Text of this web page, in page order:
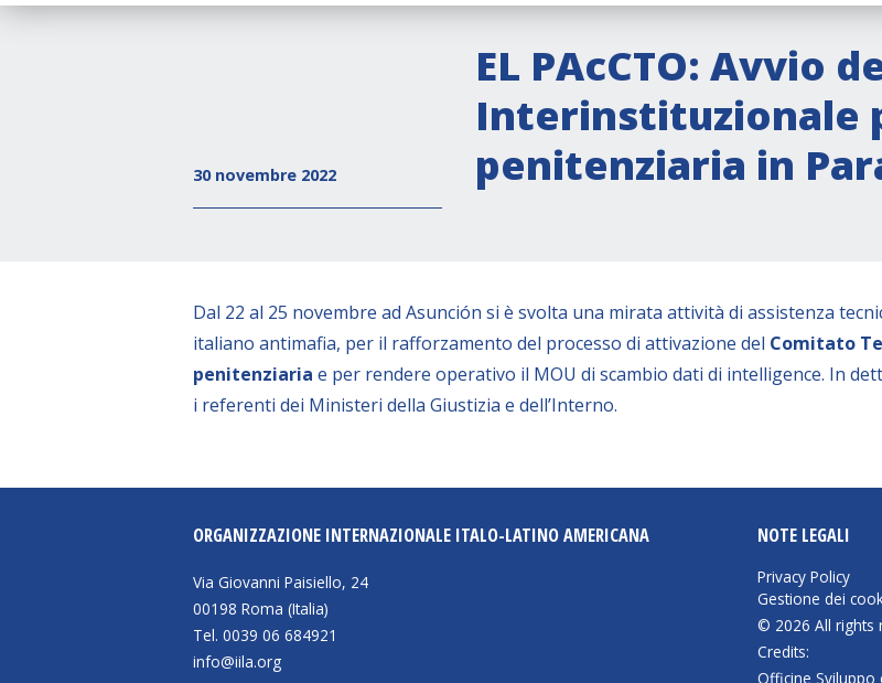
30 novembre 2022
EL PAcCTO: Avvio
Interinstituzionale
penitenziaria in
Dal 22 al 25 novembre ad Asunción si è svolta una mirata attività di assistenza
italiano antimafia, per il rafforzamento del processo di attivazione del Comitato
penitenziaria e per rendere operativo il MOU di scambio dati di intelligence. In
i referenti dei Ministeri della Giustizia e dell’Interno.
ORGANIZZAZIONE INTERNAZIONALE ITALO-LATINO AMERICANA
Via Giovanni Paisiello, 24
00198 Roma (Italia)
Tel. 0039 06 684921
info@iila.org
NOTE LEGALI
Privacy Policy
Gestione dei
© 2026 All rights
Credits:
Officine Sviluppo